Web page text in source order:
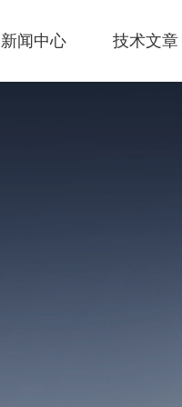
新闻中心 技术文章